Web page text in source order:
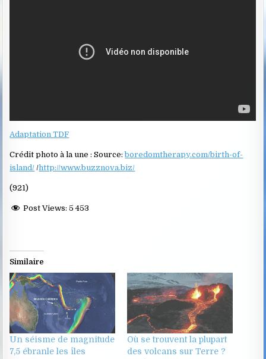
Adaptation TDF
Crédit photo à la une : Source:boredomtherapy.com/birth-of-
island/ /http://www.buzznova.biz/
(921)
Post Views: 5 453
Similaire
Un séisme de magnitude
7,5 ébranle les îles
Où se trouvent la plupart
des volcans sur Terre ?